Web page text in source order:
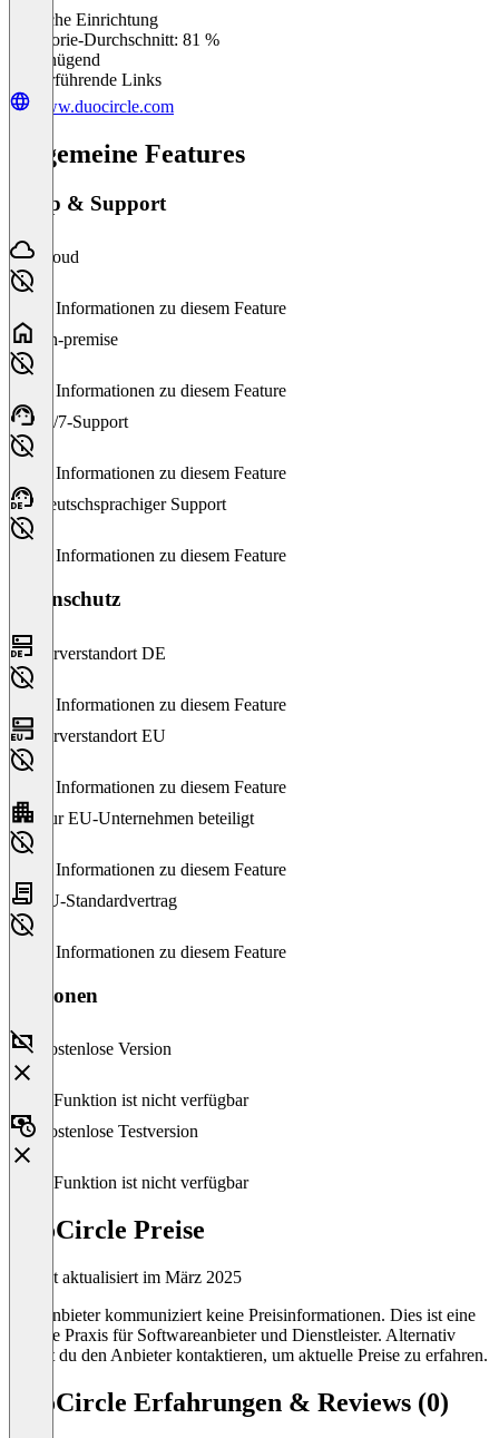
Einfache Einrichtung
Kategorie-Durchschnitt: 81 %
Ungenügend
Weiterführende Links
www.duocircle.com
Allgemeine Features
Setup & Support
Cloud
Keine Informationen zu diesem Feature
On-premise
Keine Informationen zu diesem Feature
24/7-Support
Keine Informationen zu diesem Feature
Deutschsprachiger Support
Keine Informationen zu diesem Feature
Datenschutz
Serverstandort DE
Keine Informationen zu diesem Feature
Serverstandort EU
Keine Informationen zu diesem Feature
Nur EU-Unternehmen beteiligt
Keine Informationen zu diesem Feature
EU-Standardvertrag
Keine Informationen zu diesem Feature
Versionen
Kostenlose Version
Diese Funktion ist nicht verfügbar
Kostenlose Testversion
Diese Funktion ist nicht verfügbar
DuoCircle Preise
Zuletzt aktualisiert im März 2025
Der Anbieter kommuniziert keine Preisinformationen. Dies ist eine
übliche Praxis für Softwareanbieter und Dienstleister. Alternativ
kannst du den Anbieter kontaktieren, um aktuelle Preise zu erfahren.
DuoCircle Erfahrungen & Reviews (0)